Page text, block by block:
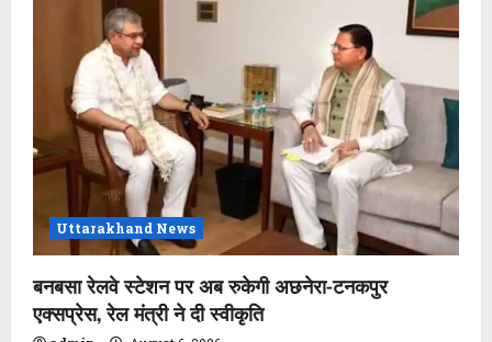
Uttarakhand News
बनबसा रेलवे स्टेशन पर अब रुकेगी अछनेरा-टनकपुर
एक्सप्रेस, रेल मंत्री ने दी स्वीकृति